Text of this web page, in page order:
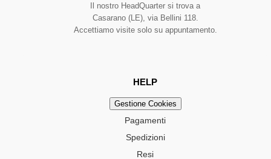
Il nostro HeadQuarter si trova a
Casarano (LE), via Bellini 118.
Accettiamo visite solo su appuntamento.
HELP
Gestione Cookies
Pagamenti
Spedizioni
Resi